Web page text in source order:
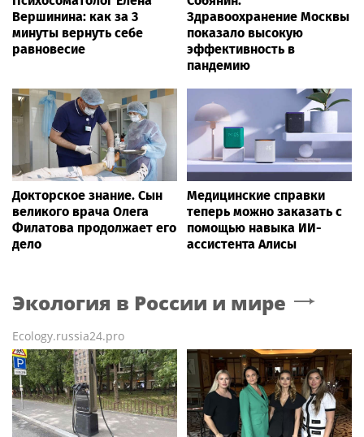
Вершинина: как за 3
минуты вернуть себе
равновесие
Здравоохранение Москвы
показало высокую
эффективность в
пандемию
Докторское знание. Сын
великого врача Олега
Филатова продолжает его
дело
Медицинские справки
теперь можно заказать с
помощью навыка ИИ-
ассистента Алисы
Экология в России и мире
Ecology.russia24.pro